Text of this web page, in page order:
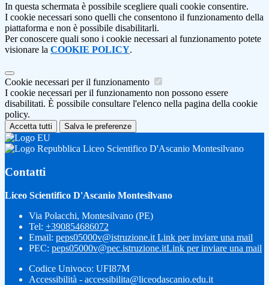
In questa schermata è possibile scegliere quali cookie consentire.
I cookie necessari sono quelli che consentono il funzionamento della
piattaforma e non è possibile disabilitarli.
Per conoscere quali sono i cookie necessari al funzionamento potete
visionare la COOKIE POLICY.
Cookie necessari per il funzionamento
I cookie necessari per il funzionamento non possono essere
disabilitati. È possibile consultare l'elenco nella pagina della cookie
policy.
Accetta tutti Salva le preferenze
Liceo Scientifico D'Ascanio Montesilvano
Contatti
Liceo Scientifico D'Ascanio Montesilvano
Via Polacchi, Montesilvano (PE)
Tel: +390854686072
Email: peps05000v@istruzione.it Link per inviare una mail
PEC: peps05000v@pec.istruzione.itLink per inviare una mail
Codice Univoco: UFI87M
Accessibilità - accessibilita@liceodascanio.edu.it